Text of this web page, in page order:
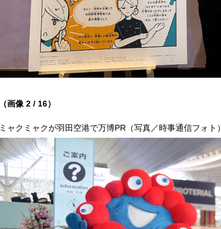
（画像 2 / 16）
ミャクミャクが羽田空港で万博PR（写真／時事通信フォト）